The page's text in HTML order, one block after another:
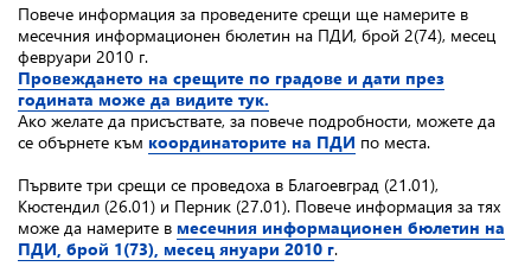
Повече информация за проведените срещи ще намерите в
месечния информационен бюлетин на ПДИ, брой 2(74), месец
февруари 2010 г.
Провеждането на срещите по градове и дати през
годината може да видите тук.
Ако желате да присъствате, за повече подробности, можете да
се обърнете към координаторите на ПДИ по места.
Първите три срещи се проведоха в Благоевград (21.01),
Кюстендил (26.01) и Перник (27.01). Повече информация за тях
може да намерите в месечния информационен бюлетин на
ПДИ, брой 1(73), месец януари 2010 г.